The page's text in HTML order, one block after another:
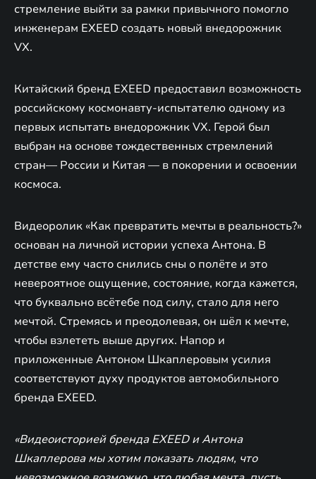
стремление выйти за рамки привычного помогло
инженерам EXEED создать новый внедорожник
VX.
Китайский бренд EXEED предоставил возможность
российскому космонавту-испытателю одному из
первых испытать внедорожник VX. Герой был
выбран на основе тождественных стремлений
стран— России и Китая — в покорении и освоении
космоса.
Видеоролик «Как превратить мечты в реальность?»
основан на личной истории успеха Антона. В
детстве ему часто снились сны о полёте и это
невероятное ощущение, состояние, когда кажется,
что буквально всётебе под силу, стало для него
мечтой. Стремясь и преодолевая, он шёл к мечте,
чтобы взлететь выше других. Напор и
приложенные Антоном Шкаплеровым усилия
соответствуют духу продуктов автомобильного
бренда EXEED.
«Видеоисторией бренда EXEED и Антона
Шкаплерова мы хотим показать людям, что